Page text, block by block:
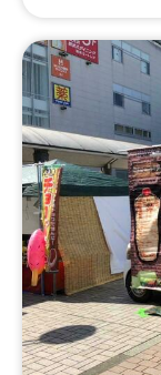
円)、カレー専
揚げ＆ポテトセ
＆自家製レモネ
(ちりめん山椒)
京風おにぎり(
ドポテト400円
げ(4個入り)、
☆カップアイス
超濃厚☆カップ
キンカレー(600
グポテトチーズ
円)、ロングポ
ンカレー(チー
ンサワー、ジム